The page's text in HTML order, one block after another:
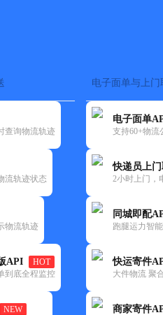
查询物流轨迹
流轨迹状态
物流轨迹
API
HOT
到底全程监控
NEW
电子面单与上门
电子面单
支持60+物流
快递员上
2小时上门，
同城即配
跑腿运力智
快运寄件
大件物流 聚
商家寄件
快运大全 快递时效
镇合作点ID2550
07-12 00:00:00